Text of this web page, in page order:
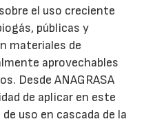
el uso creciente
públicas y
materiales de
aprovechables
Desde ANAGRASA
de aplicar en este
uso en cascada de la